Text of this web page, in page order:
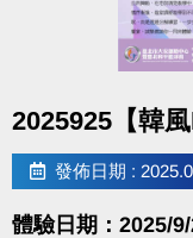
每首歌一段旋律
讓你在一堂課內感
吧。
很重要!很重要!很
報名請先註冊【會
2025925【韓
發佈日期 :
體驗日期：2025/